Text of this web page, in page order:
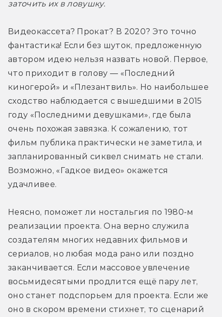
заточить их в ловушку.
Видеокассета? Прокат? В 2020? Это точно
фантастика! Если без шуток, предложенную
автором идею нельзя назвать новой. Первое,
что приходит в голову — «Последний
киногерой» и «Плезантвиль». Но наибольшее
сходство наблюдается с вышедшими в 2015
году «Последними девушками», где была
очень похожая завязка. К сожалению, тот
фильм публика практически не заметила, и
запланированный сиквел снимать не стали.
Возможно, «Гадкое видео» окажется
удачливее.
Неясно, поможет ли ностальгия по 1980-м
реализации проекта. Она верно служила
создателям многих недавних фильмов и
сериалов, но любая мода рано или поздно
заканчивается. Если массовое увлечение
восьмидесятыми продлится ещё пару лет,
оно станет подспорьем для проекта. Если же
оно в скором времени стихнет, то сценарий